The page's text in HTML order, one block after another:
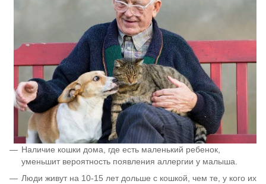
Наличие кошки дома, где есть маленький ребенок,
уменьшит вероятность появления аллергии у малыша.
Люди живут на 10-15 лет дольше с кошкой, чем те, у кого их